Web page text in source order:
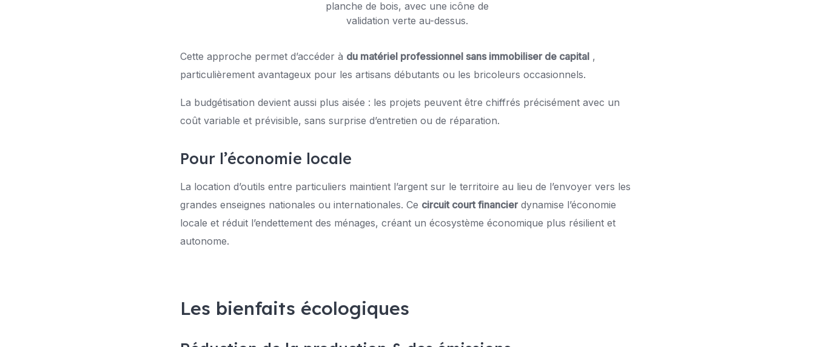
Cette approche permet d’accéder à du matériel professionnel sans immobiliser de capital ,
particulièrement avantageux pour les artisans débutants ou les bricoleurs occasionnels.
La budgétisation devient aussi plus aisée : les projets peuvent être chiffrés précisément avec un
coût variable et prévisible, sans surprise d’entretien ou de réparation.
Pour l’économie locale
La location d’outils entre particuliers maintient l’argent sur le territoire au lieu de l’envoyer vers les
grandes enseignes nationales ou internationales. Ce circuit court financierdynamise l’économie
locale et réduit l’endettement des ménages, créant un écosystème économique plus résilient et
autonome.
Les bienfaits écologiques